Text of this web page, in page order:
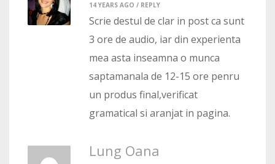
14 YEARS AGO / REPLY
Scrie destul de clar in post ca sunt
3 ore de audio, iar din experienta
mea asta inseamna o munca
saptamanala de 12-15 ore penru
un produs final,verificat
gramatical si aranjat in pagina.
Lung Oana